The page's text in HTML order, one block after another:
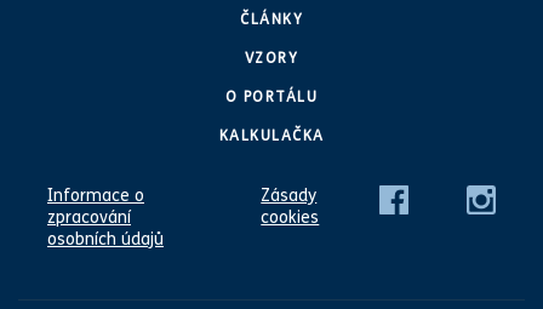
ČLÁNKY
VZORY
O PORTÁLU
KALKULAČKA
Informace o
zpracování
osobních údajů
Zásady
cookies